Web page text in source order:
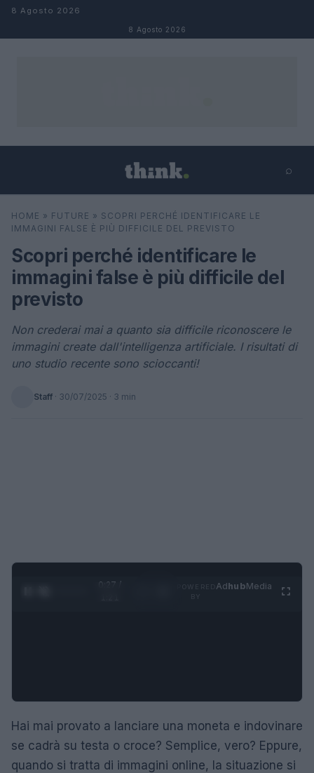
Salta al contenuto
8 Agosto 2026
8 Agosto 2026
⌕
Cerca
HOME » FUTURE » SCOPRI PERCHÉ IDENTIFICARE LE
IMMAGINI FALSE È PIÙ DIFFICILE DEL PREVISTO
Scopri perché identificare le
immagini false è più difficile del
previsto
Non crederai mai a quanto sia difficile riconoscere le
immagini create dall'intelligenza artificiale. I risultati di
uno studio recente sono scioccanti!
Staff · 30/07/2025 · 3 min
0:28 /
AdhubMedia
Hai mai provato a lanciare una moneta e indovinare
se cadrà su testa o croce? Semplice, vero? Eppure,
quando si tratta di immagini online, la situazione si